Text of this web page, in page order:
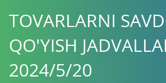
TOVARLARNI
QO'YISH
2024/5/20